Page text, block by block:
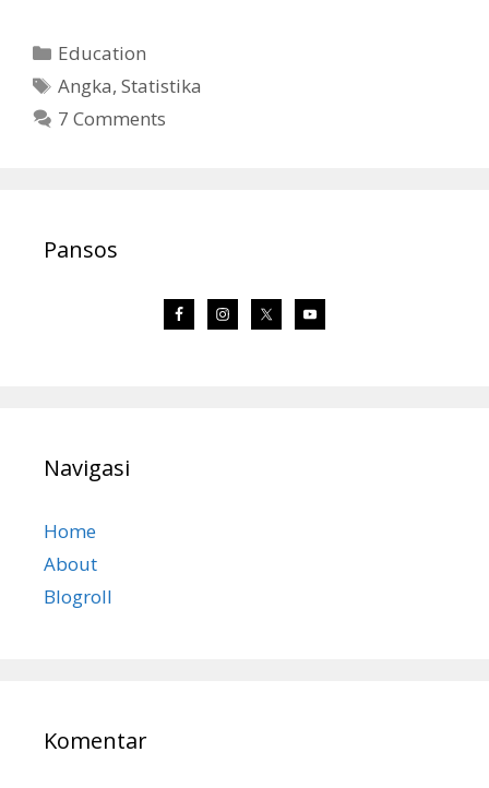
Categories
Education
Tags
Angka,Statistika
7 Comments
Pansos
Navigasi
Home
About
Blogroll
Komentar